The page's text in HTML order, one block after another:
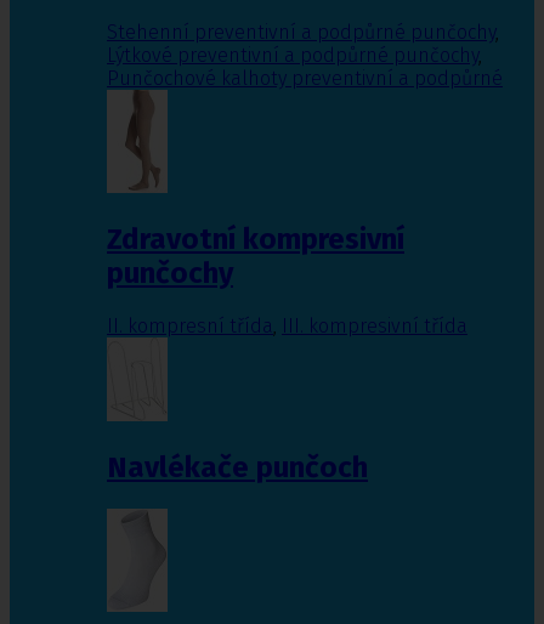
Stehenní preventivní a podpůrné punčochy,
Lýtkové preventivní a podpůrné punčochy,
Punčochové kalhoty preventivní a podpůrné
Zdravotní kompresivní
punčochy
II. kompresní třída III. kompresivní třída
Navlékače punčoch